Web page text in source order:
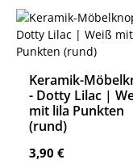
Keramik-
- Dotty Lilac |
mit lila Punkten
(rund)
Regulärer Preis:
3,90 €